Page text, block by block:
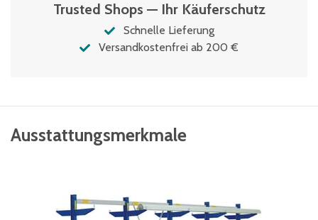
Trusted Shops — Ihr Käuferschutz
Schnelle Lieferung
Versandkostenfrei ab 200 €
Ausstattungsmerkmale